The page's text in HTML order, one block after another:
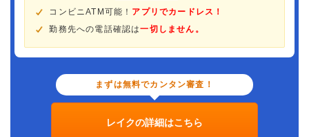
コンビニATM可能！ アプリでカードレス！
勤務先への電話確認は一切しません。
まずは無料でカンタン審査！
レイクの詳細はこちら